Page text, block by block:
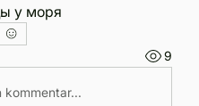
у моря
9
kommentar...